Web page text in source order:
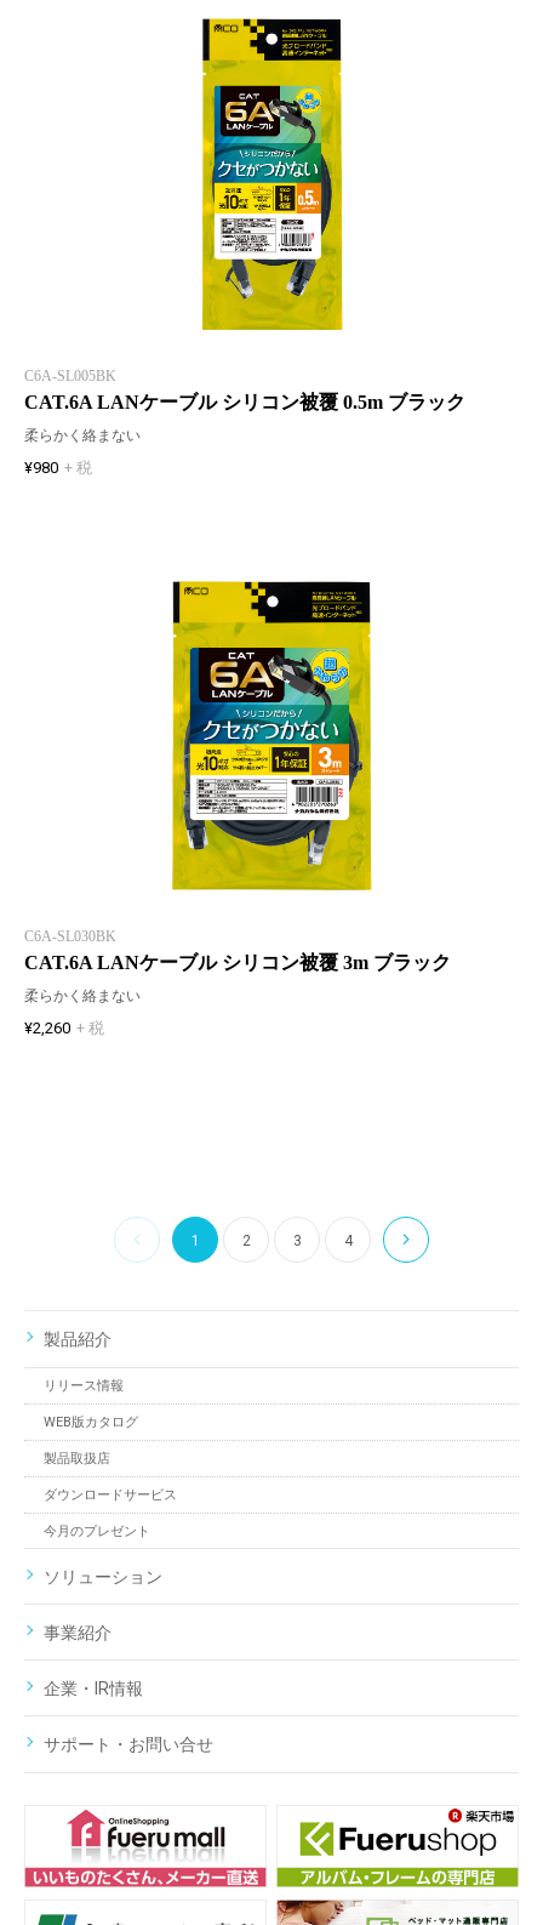
C6A-SL005BK
CAT.6A LANケーブル シリコン被覆 0.5m ブラック
柔らかく絡まない
¥980 + 税
C6A-SL030BK
CAT.6A LANケーブル シリコン被覆 3m ブラック
柔らかく絡まない
¥2,260 + 税
1 2 3 4
製品紹介
リリース情報
WEB版カタログ
製品取扱店
ダウンロードサービス
今月のプレゼント
ソリューション
事業紹介
企業・IR情報
サポート・お問い合せ